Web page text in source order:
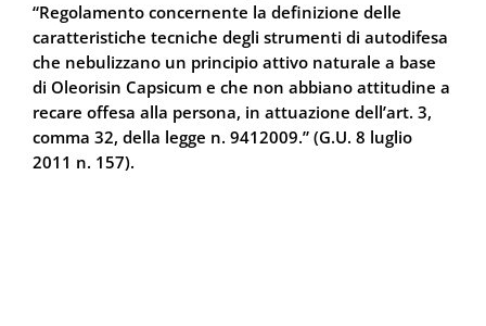
“Regolamento concernente la definizione delle
caratteristiche tecniche degli strumenti di autodifesa
che nebulizzano un principio attivo naturale a base
di Oleorisin Capsicum e che non abbiano attitudine a
recare offesa alla persona, in attuazione dell’art. 3,
comma 32, della legge n. 9412009.” (G.U. 8 luglio
2011 n. 157).